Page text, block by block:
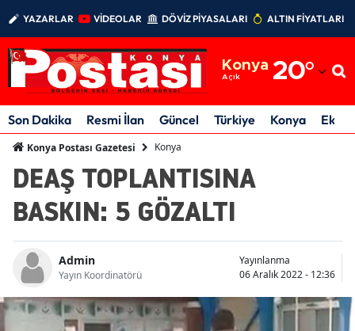
YAZARLAR VİDEOLAR DÖVİZ PİYASALARI ALTIN FİYATLARI
Konya
Açık 20°
Adıyaman
Afyonkarahisar
Amasya
Antalya
Artvin
Aydın
Son Dakika Resmi İlan Güncel Türkiye Konya
Konya Postası Gazetesi Konya
DEAŞ TOPLANTISINA
BASKIN: 5 GÖZALTI
Admin
Yayın Koordinatörü
Yayınlanma
06 Aralık 2022 - 12:36